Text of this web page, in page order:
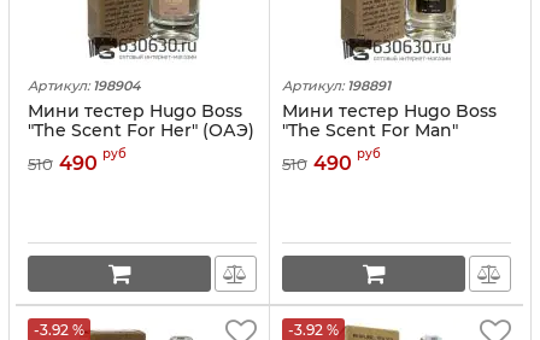
Артикул: 198904
Мини тестер Hugo Boss
"The Scent For Her" (ОАЭ)
510 490 руб
Артикул: 198891
Мини тестер Hugo Boss
"The Scent For Man"
(ОАЭ) 67 ml
510 490 руб
-3.92 % -3.92 %